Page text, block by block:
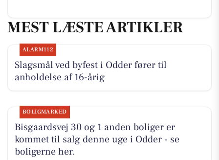
MEST LÆSTE ARTIKLER
ALARM112
Slagsmål ved byfest i Odder fører til
anholdelse af 16-årig
BOLIGMARKED
Bisgaardsvej 30 og 1 anden boliger er
kommet til salg denne uge i Odder - se
boligerne her.